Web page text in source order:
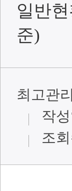
일반
준)
최고관
작
조